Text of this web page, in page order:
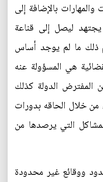
والمهارات بالإضافة إلى
ليصل إلى قناعة
ذلك ما لم يوجد أساس
هي المسؤولة عنه
المفترض الدولة كذلك
خلال الحاقه بدورات
التي يرصدها من
ووقائع غير محدودة